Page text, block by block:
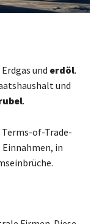
und erdöl.
und
.
of-Trade-
in